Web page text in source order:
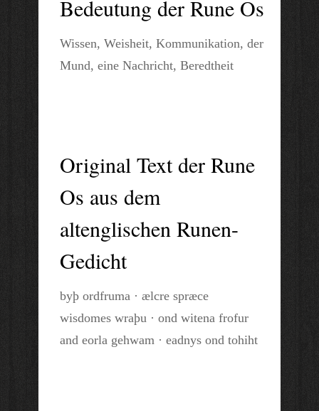
Bedeutung der Rune Os
Wissen, Weisheit, Kommunikation, der
Mund, eine Nachricht, Beredtheit
Original Text der Rune
Os aus dem
altenglischen Runen-
Gedicht
byþ ordfruma · ælcre spræce
wisdomes wraþu · ond witena frofur
and eorla gehwam · eadnys ond tohiht